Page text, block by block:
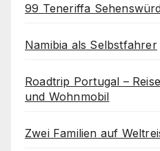
99 Teneriffa
Namibia als Selbstfahrer
Roadtrip Portugal –
und Wohnmobil
Zwei Familien auf